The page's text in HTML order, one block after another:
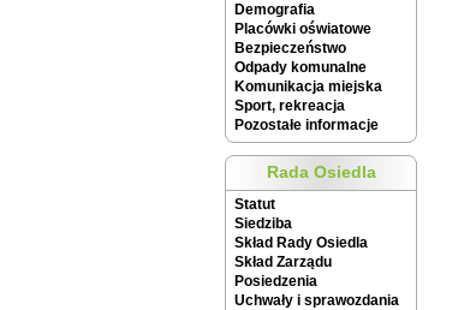
Demografia
Placówki oświatowe
Bezpieczeństwo
Odpady komunalne
Komunikacja miejska
Sport, rekreacja
Pozostałe informacje
Rada Osiedla
Statut
Siedziba
Skład Rady Osiedla
Skład Zarządu
Posiedzenia
Uchwały i sprawozdania